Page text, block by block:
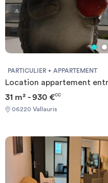
PARTICULIER APPARTEMENT
Location appartement
31 m² - 930 €CC
06220 Vallauris